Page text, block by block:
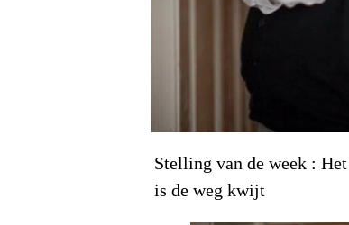
Stelling van de week :
is de weg kwijt